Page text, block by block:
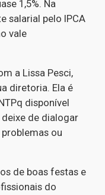
1,5%. Na
salarial pelo IPCA
vale
a Lissa Pesci,
diretoria. Ela é
disponível
de dialogar
ou
de boas festas e
do